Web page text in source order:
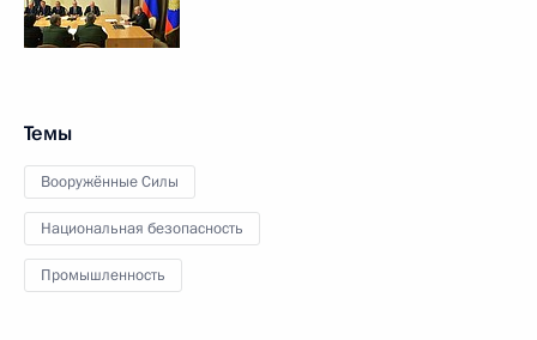
Темы
Вооружённые Силы
Национальная безопасность
Промышленность